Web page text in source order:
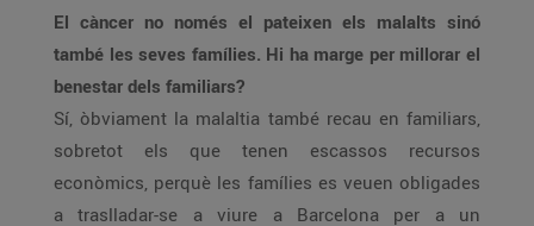
El càncer no només el pateixen els malalts sinó
també les seves famílies. Hi ha marge per millorar el
benestar dels familiars?
Sí, òbviament la malaltia també recau en familiars,
sobretot els que tenen escassos recursos
econòmics, perquè les famílies es veuen obligades
a traslladar-se a viure a Barcelona per a un